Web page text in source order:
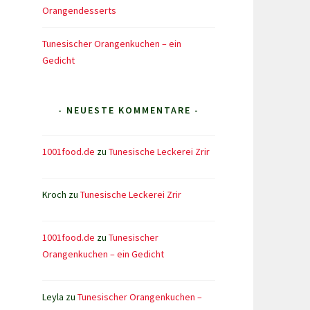
Orangendesserts
Tunesischer Orangenkuchen – ein
Gedicht
- NEUESTE KOMMENTARE -
1001food.de zu Tunesische Leckerei Zrir
Kroch zu Tunesische Leckerei Zrir
1001food.de zu Tunesischer
Orangenkuchen – ein Gedicht
Leyla zu Tunesischer Orangenkuchen –